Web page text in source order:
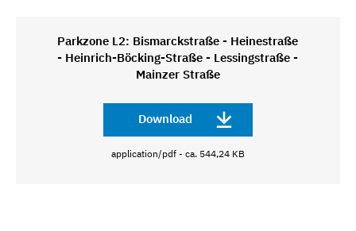
Parkzone L2: Bismarckstraße - Heinestraße
- Heinrich-Böcking-Straße - Lessingstraße -
Mainzer Straße
Download
application/pdf - ca. 544,24 KB